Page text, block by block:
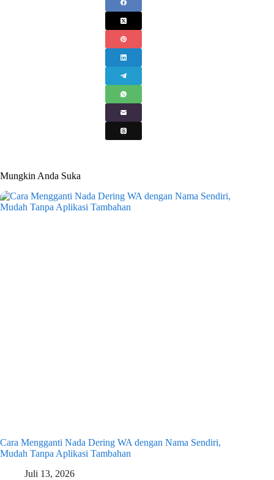
Mungkin Anda Suka
Cara Mengganti Nada Dering WA dengan Nama Sendiri,
Mudah Tanpa Aplikasi Tambahan
Juli 13, 2026